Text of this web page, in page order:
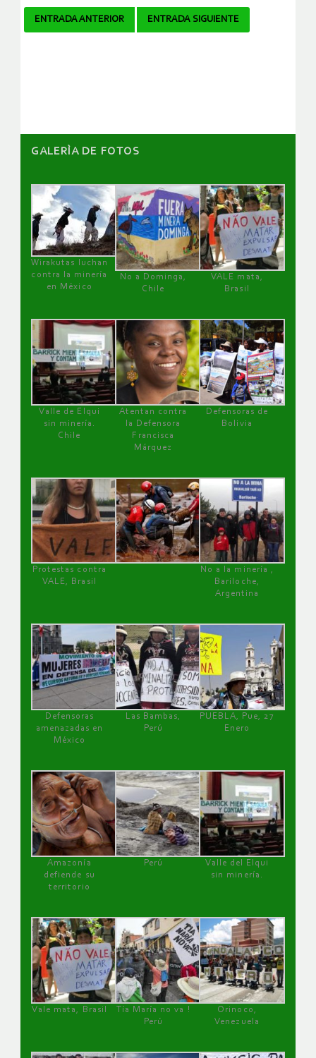
Navegador
ENTRADA ANTERIOR ENTRADA SIGUIENTE
GALERÌA DE FOTOS
Wirakutas luchan
contra la minería
en México
No a Dominga,
Chile
VALE mata,
Brasil
Valle de Elqui
sin minería.
Chile
Atentan contra
la Defensora
Francisca
Márquez
Defensoras de
Bolivia
Protestas contra
VALE, Brasil
No a la minería ,
Bariloche,
Argentina
Defensoras
amenazadas en
México
Las Bambas,
Perú
PUEBLA, Pue, 27
Enero
Amazonía
defiende su
territorio
Perú
Valle del Elqui
sin minería.
Vale mata, Brasil
Tía María no va !
Perú
Orinoco,
Venezuela